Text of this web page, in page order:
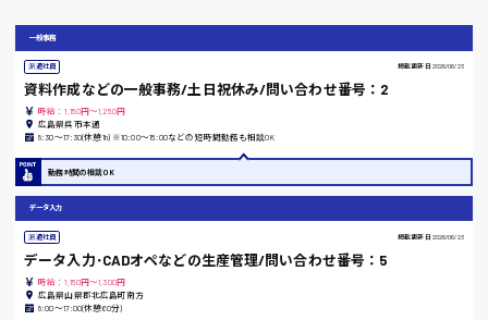
大阪府
熊本県
時給1100円～
一般事務
派遣社員 掲載更新日 2026/06/23
資料作成などの一般事務/土日祝休み/問い合わせ番号：2
時給：1,150円～1,250円
広島県呉市本通
8:30〜17:30(休憩1h) ※10:00〜15:00などの短時間勤務も相談OK
勤務時間の相談OK
データ入力
派遣社員 掲載更新日 2026/06/23
データ入力･CADオペなどの生産管理/問い合わせ番号：5
時給：1,150円～1,300円
広島県山県郡北広島町南方
8:00〜17:00(休憩60分)